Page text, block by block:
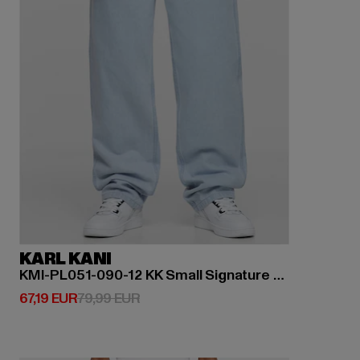
KARL KANI
KMI-PL051-090-12 KK Small Signature Baggy Five Pocket Denim
67,19 EUR
Derzeitiger Preis: 67,19 EUR
79,99 EURAktionspreis: 79,99 EUR